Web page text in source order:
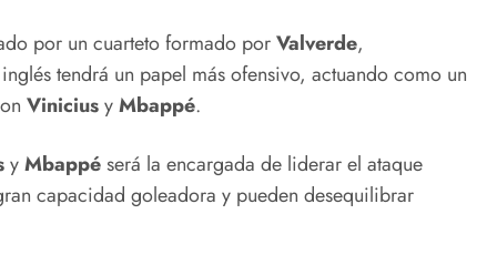
por un cuarteto formado porValverde,
tendrá un papel más ofensivo, actuando como un
ViniciusyMbappé.
yMbappéserá la encargada de liderar el ataque
capacidad goleadora y pueden desequilibrar